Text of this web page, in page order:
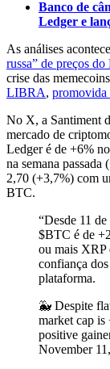
Banco de
Ledger e
As análises
russa” de preços
crise das
LIBRA, promovida
No X, a Santiment
mercado de
Ledger é de +6%
na semana passada
2,70 (+3,7%) com
BTC.
“Desde 11
$BTC é de
ou mais XRP
confiança
plataforma.
🐳 Despite
market cap is
positive
November